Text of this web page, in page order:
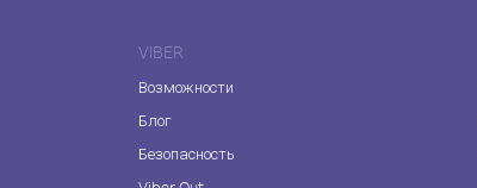
VIBER
Возможности
Блог
Безопасность